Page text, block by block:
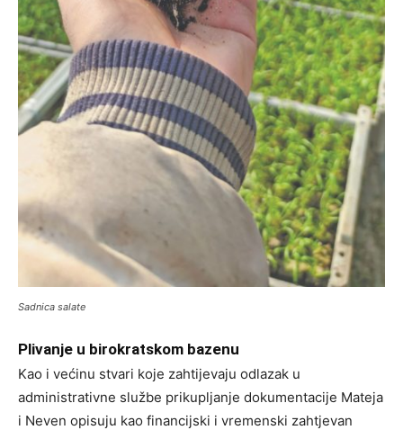
Sadnica salate
Plivanje u birokratskom bazenu
Kao i većinu stvari koje zahtijevaju odlazak u
administrativne službe prikupljanje dokumentacije Mateja
i Neven opisuju kao financijski i vremenski zahtjevan